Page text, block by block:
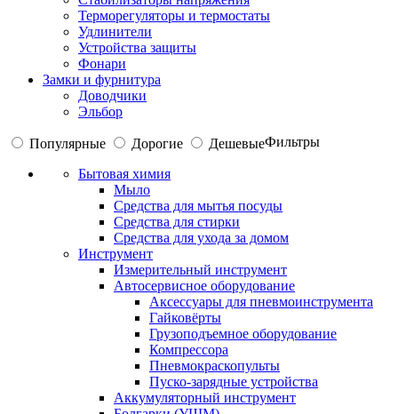
Терморегуляторы и термостаты
Удлинители
Устройства защиты
Фонари
Замки и фурнитура
Доводчики
Эльбор
Популярные Дорогие ДешевыеФильтры
Бытовая химия
Мыло
Средства для мытья посуды
Средства для стирки
Средства для ухода за домом
Инструмент
Измерительный инструмент
Автосервисное оборудование
Аксессуары для пневмоинструмента
Гайковёрты
Грузоподъемное оборудование
Компрессора
Пневмокраскопульты
Пуско-зарядные устройства
Аккумуляторный инструмент